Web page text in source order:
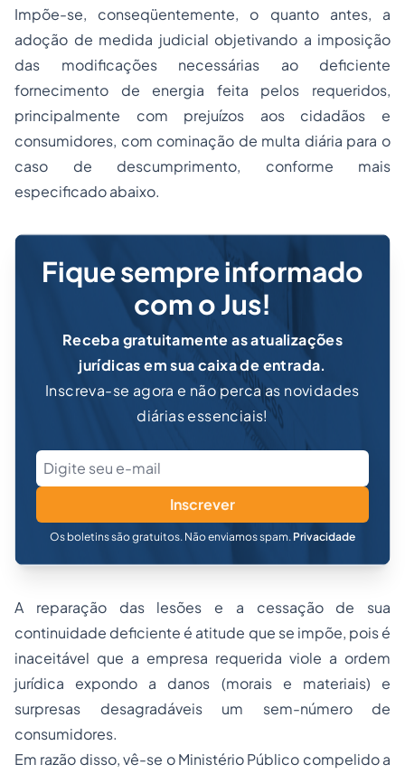
Impõe-se, conseqüentemente, o quanto antes, a
adoção de medida judicial objetivando a imposição
das modificações necessárias ao deficiente
fornecimento de energia feita pelos requeridos,
principalmente com prejuízos aos cidadãos e
consumidores, com cominação de multa diária para o
caso de descumprimento, conforme mais
especificado abaixo.
Fique sempre informado
com o Jus!
Receba gratuitamente as atualizações
jurídicas em sua caixa de entrada.
Inscreva-se agora e não perca as novidades
diárias essenciais!
Inscrever
Os boletins são gratuitos. Não enviamos spam. Privacidade
A reparação das lesões e a cessação de sua
continuidade deficiente é atitude que se impõe, pois é
inaceitável que a empresa requerida viole a ordem
jurídica expondo a danos (morais e materiais) e
surpresas desagradáveis um sem-número de
consumidores.
Em razão disso, vê-se o Ministério Público compelido a